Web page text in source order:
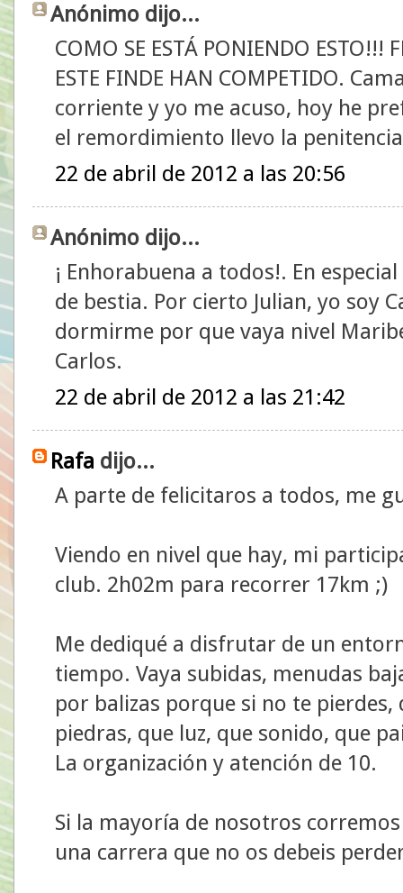
Anónimo dijo...
COMO SE ESTÁ PONIENDO ESTO!!!
ESTE FINDE HAN COMPETIDO.
corriente y yo me acuso, hoy he
el remordimiento llevo la penitencia.
22 de abril de 2012 a las 20:56
Anónimo dijo...
¡ Enhorabuena a todos!. En
de bestia. Por cierto Julian, yo soy
dormirme por que vaya nivel
Carlos.
22 de abril de 2012 a las 21:42
Rafa dijo...
A parte de felicitaros a todos, me
Viendo en nivel que hay, mi
club. 2h02m para recorrer 17km ;)
Me dediqué a disfrutar de un
tiempo. Vaya subidas, menudas
por balizas porque si no te
piedras, que luz, que sonido, que
La organización y atención de 10.
Si la mayoría de nosotros
una carrera que no os debeis